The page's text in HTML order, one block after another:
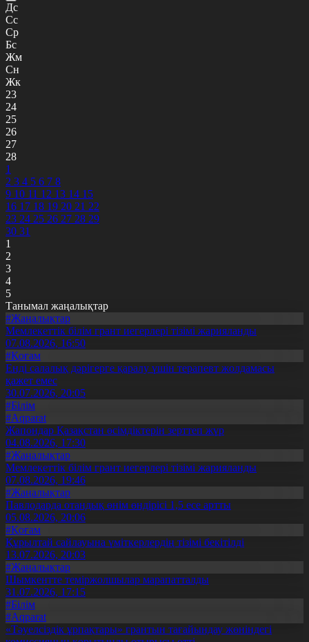
Дс
Сс
Ср
Бс
Жм
Сн
Жк
23
24
25
26
27
28
1
2 3 4 5 6 7 8
9 10 11 12 13 14 15
16 17 18 19 20 21 22
23 24 25 26 27 28 29
30 31
1
2
3
4
5
Танымал жаңалықтар
#Жаңалықтар
Мемлекеттік білім грант иегерлері тізімі жарияланды
07.08.2026, 16:50
#Қоғам
Енді салалық дәрігерге қаралу үшін терапевт жолдамасы
қажет емес
30.07.2026, 20:05
#Білім
#Aqparat
Жапондар Қазақстан өсімдіктерін зерттеп жүр
04.08.2026, 17:30
#Жаңалықтар
Мемлекеттік білім грант иегерлері тізімі жарияланды
07.08.2026, 19:46
#Жаңалықтар
Павлодарда отандық өнім өндірісі 1,5 есе артты
05.08.2026, 20:06
#Қоғам
Құрылтай сайлауына үміткерлердің тізімі бекітілді
13.07.2026, 20:03
#Жаңалықтар
Шымкентте теміржолшылар марапатталды
31.07.2026, 17:15
#Білім
#Aqparat
«Тәуелсіздік ұрпақтары» грантын тағайындау жөніндегі